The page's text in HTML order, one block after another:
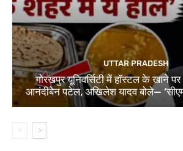
UTTAR PRADESH
गोरखपुर यूनिवर्सिटी में हॉस्टल के खाने
आनंदीबेन पटेल, अखिलेश यादव बोले—